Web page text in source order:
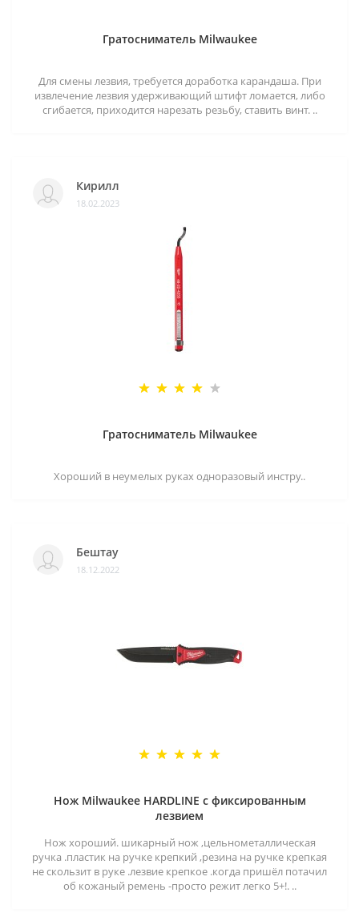
Гратосниматель Milwaukee
Для смены лезвия, требуется доработка карандаша. При
извлечение лезвия удерживающий штифт ломается, либо
сгибается, приходится нарезать резьбу, ставить винт. ..
Кирилл
18.02.2023
Гратосниматель Milwaukee
Хороший в неумелых руках одноразовый инстру..
Бештау
18.12.2022
Нож Milwaukee HARDLINE с фиксированным
лезвием
Нож хороший. шикарный нож ,цельнометаллическая
ручка .пластик на ручке крепкий ,резина на ручке крепкая
не скользит в руке .лезвие крепкое .когда пришёл потачил
об кожаный ремень -просто режит легко 5+!. ..